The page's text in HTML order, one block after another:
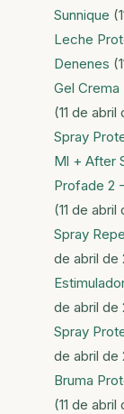
Sunnique
Leche
Denenes
Gel Crema
(11 de abril
Spray
Ml + After
Profade 2
(11 de abril
Spray
de abril de
de abril de
Spray
de abril de
Bruma
(11 de abril